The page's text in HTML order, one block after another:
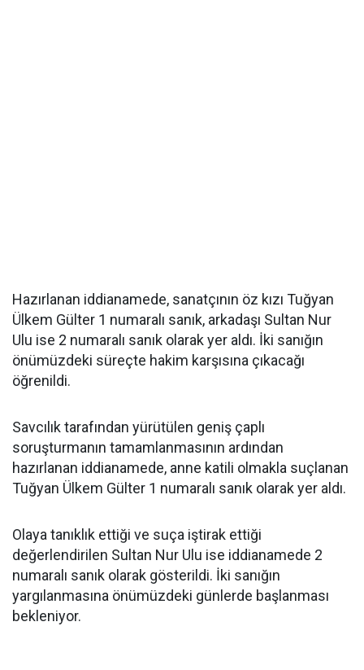
Hazırlanan iddianamede, sanatçının öz kızı Tuğyan
Ülkem Gülter 1 numaralı sanık, arkadaşı Sultan Nur
Ulu ise 2 numaralı sanık olarak yer aldı. İki sanığın
önümüzdeki süreçte hakim karşısına çıkacağı
öğrenildi.
Savcılık tarafından yürütülen geniş çaplı
soruşturmanın tamamlanmasının ardından
hazırlanan iddianamede, anne katili olmakla suçlanan
Tuğyan Ülkem Gülter 1 numaralı sanık olarak yer aldı.
Olaya tanıklık ettiği ve suça iştirak ettiği
değerlendirilen Sultan Nur Ulu ise iddianamede 2
numaralı sanık olarak gösterildi. İki sanığın
yargılanmasına önümüzdeki günlerde başlanması
bekleniyor.